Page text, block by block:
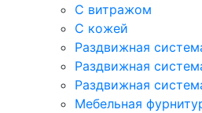
С витражом
С кожей
Раздвижная
Раздвижная
Раздвижная
Мебельная